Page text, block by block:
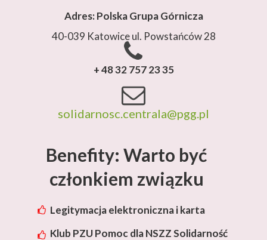
Benefity: Warto być
członkiem związku
Legitymacja elektroniczna i karta
Klub PZU Pomoc dla NSZZ Solidarność
solidarnosc.centrala@pgg.pl
+ 48 32 757 23 35
Adres: Polska Grupa Górnicza
40-039 Katowice ul. Powstańców 28